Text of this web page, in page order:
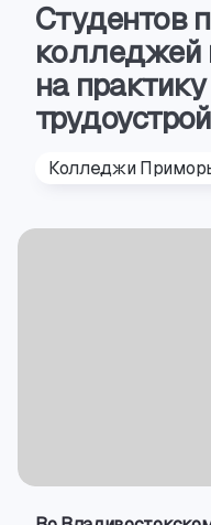
Студентов
колледжей
на
Колледжи